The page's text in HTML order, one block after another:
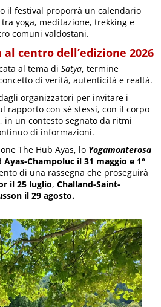
il festival proporrà un calendario
yoga, meditazione, trekking e
comuni valdostani.
centro dell’edizione 2026
al tema diSatya, termine
di verità, autenticità e realtà.
organizzatori per invitare i
rapporto con sé stessi, con il corpo
in un contesto segnato da ritmi
di informazioni.
The Hub Ayas, lo Yogamonterosa
Ayas-Champoluc il 31 maggio e 1°
di una rassegna che proseguirà
il 25 luglio,Challand-Saint-
il 29 agosto.